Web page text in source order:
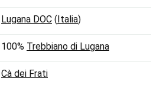
Lugana DOC (Italia)
100% Trebbiano di Lugana
Cà dei Frati